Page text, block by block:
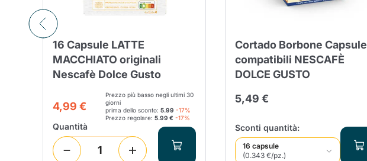
16 Capsule LATTE
MACCHIATO originali
Nescafè Dolce Gusto
4,99 €
Prezzo più basso negli ultimi 30
giorni
prima dello sconto: 5.99 -17%
Prezzo regolare: 5.99 € -17%
Quantità
Cortado Borbone Capsule
compatibili NESCAFÈ
DOLCE GUSTO
5,49 €
Sconti quantità:
16 capsule
(0.343 €/pz.)